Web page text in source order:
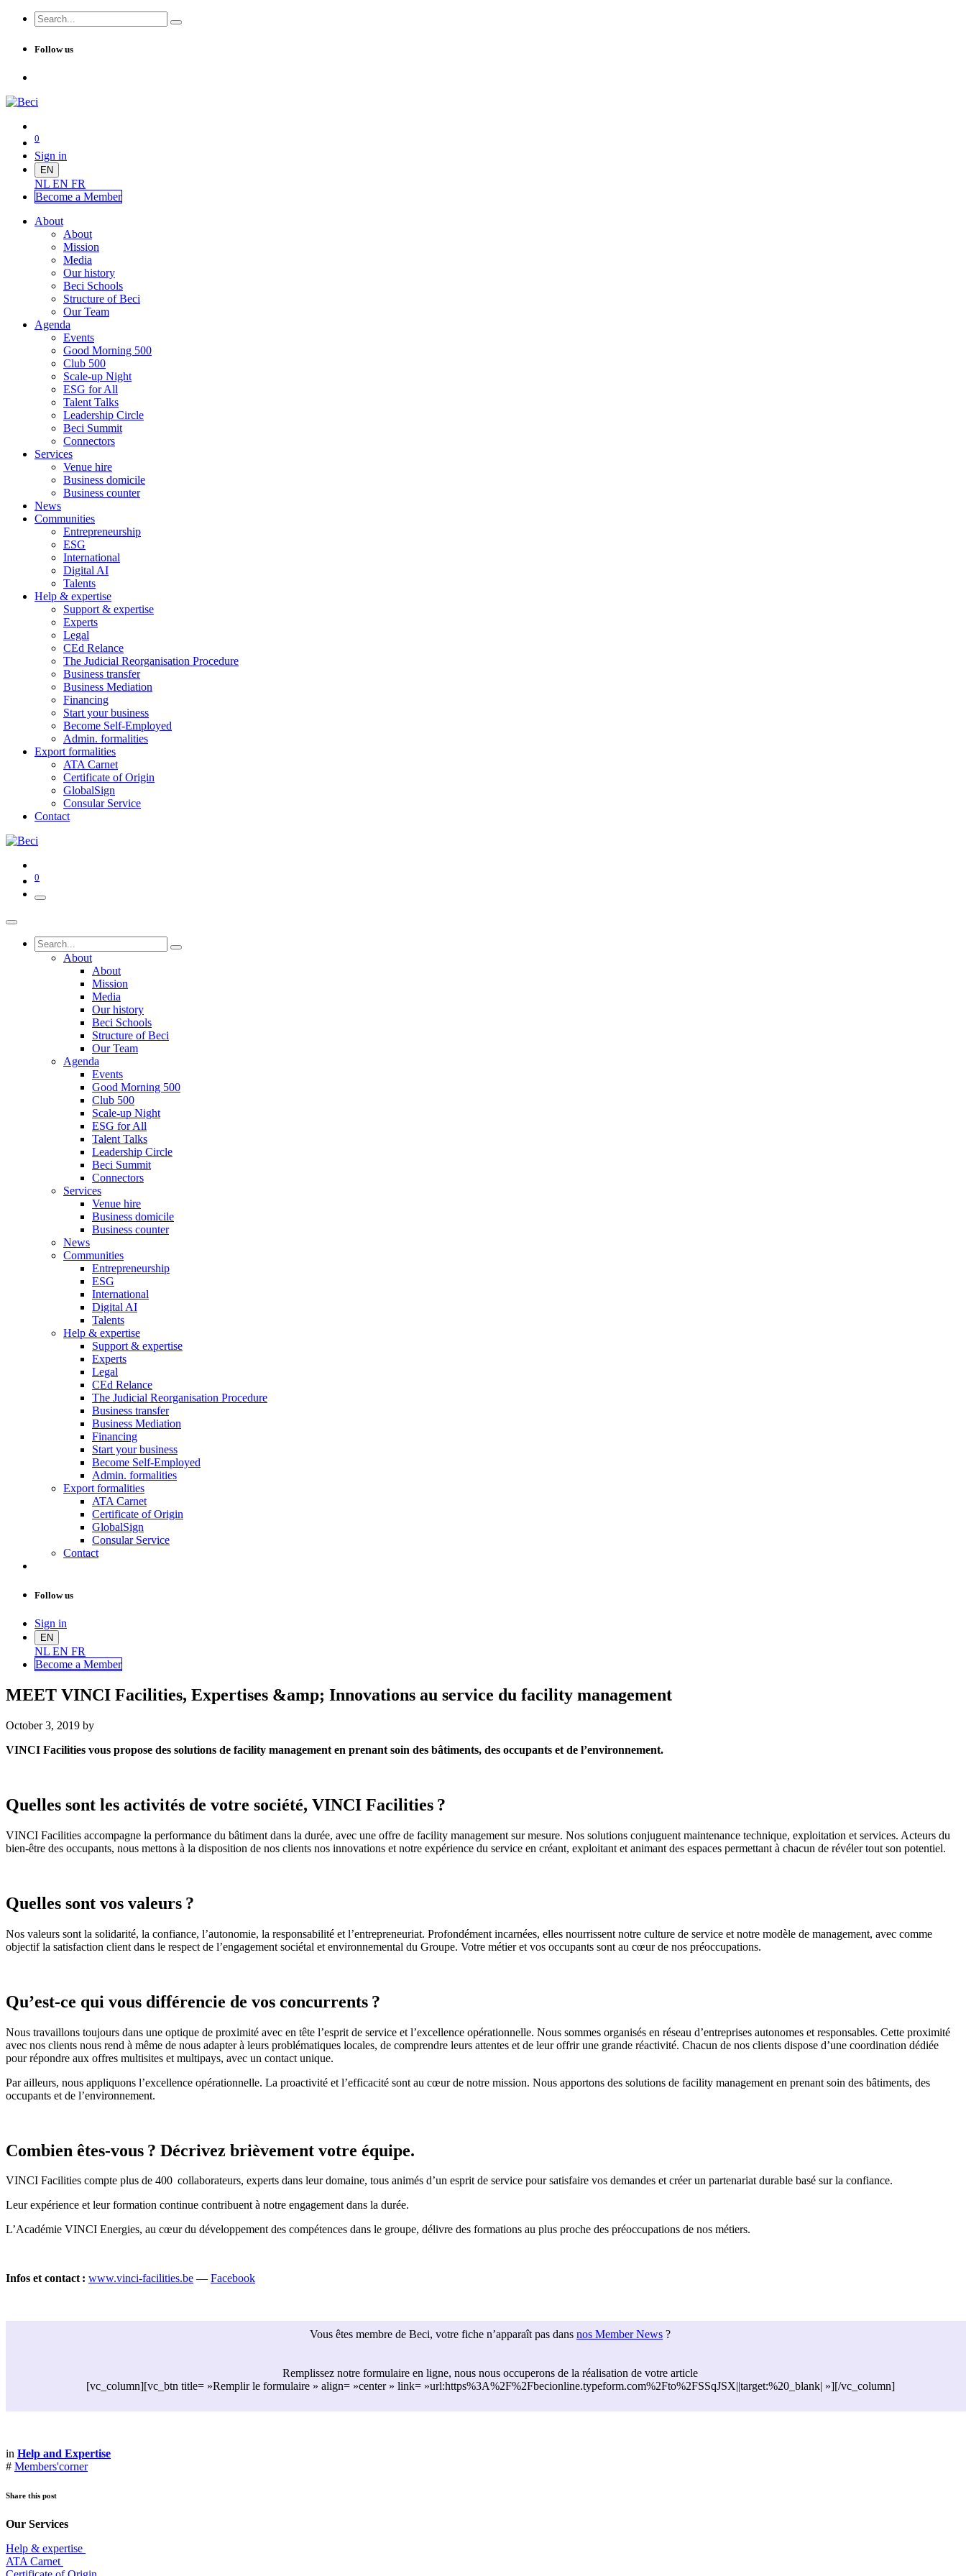
Follow us
0
Sign in
EN
NL EN FR
Become a Member
About
About
Mission
Media
Our history
Beci Schools
Structure of Beci
Our Team
Agenda
Events
Good Morning 500
Club 500
Scale-up Night
ESG for All
Talent Talks
Leadership Circle
Beci Summit
Connectors
Services
Venue hire
Business domicile
Business counter
News
Communities
Entrepreneurship
ESG
International
Digital AI
Talents
Help & expertise
Support & expertise
Experts
Legal
CEd Relance
The Judicial Reorganisation Procedure
Business transfer
Business Mediation
Financing
Start your business
Become Self-Employed
Admin. formalities
Export formalities
ATA Carnet
Certificate of Origin
GlobalSign
Consular Service
Contact
0
About
About
Mission
Media
Our history
Beci Schools
Structure of Beci
Our Team
Agenda
Events
Good Morning 500
Club 500
Scale-up Night
ESG for All
Talent Talks
Leadership Circle
Beci Summit
Connectors
Services
Venue hire
Business domicile
Business counter
News
Communities
Entrepreneurship
ESG
International
Digital AI
Talents
Help & expertise
Support & expertise
Experts
Legal
CEd Relance
The Judicial Reorganisation Procedure
Business transfer
Business Mediation
Financing
Start your business
Become Self-Employed
Admin. formalities
Export formalities
ATA Carnet
Certificate of Origin
GlobalSign
Consular Service
Contact
Follow us
Sign in
EN
NL EN FR
Become a Member
MEET VINCI Facilities, Expertises &amp; Innovations au service du facility management
October 3, 2019 by
VINCI Facilities vous propose des solutions de facility management en prenant soin des bâtiments, des occupants et de l’environnement.
Quelles sont les activités de votre société, VINCI Facilities ?
VINCI Facilities accompagne la performance du bâtiment dans la durée, avec une offre de facility management sur mesure. Nos solutions conjuguent maintenance technique, exploitation et services. Acteurs du
bien-être des occupants, nous mettons à la disposition de nos clients nos innovations et notre expérience du service en créant, exploitant et animant des espaces permettant à chacun de révéler tout son potentiel.
Quelles sont vos valeurs ?
Nos valeurs sont la solidarité, la confiance, l’autonomie, la responsabilité et l’entrepreneuriat. Profondément incarnées, elles nourrissent notre culture de service et notre modèle de management, avec comme
objectif la satisfaction client dans le respect de l’engagement sociétal et environnemental du Groupe. Votre métier et vos occupants sont au cœur de nos préoccupations.
Qu’est-ce qui vous différencie de vos concurrents ?
Nous travaillons toujours dans une optique de proximité avec en tête l’esprit de service et l’excellence opérationnelle. Nous sommes organisés en réseau d’entreprises autonomes et responsables. Cette proximité
avec nos clients nous rend à même de nous adapter à leurs problématiques locales, de comprendre leurs attentes et de leur offrir une grande réactivité. Chacun de nos clients dispose d’une coordination dédiée
pour répondre aux offres multisites et multipays, avec un contact unique.
Par ailleurs, nous appliquons l’excellence opérationnelle. La proactivité et l’efficacité sont au cœur de notre mission. Nous apportons des solutions de facility management en prenant soin des bâtiments, des
occupants et de l’environnement.
Combien êtes-vous ? Décrivez brièvement votre équipe.
VINCI Facilities compte plus de 400 collaborateurs, experts dans leur domaine, tous animés d’un esprit de service pour satisfaire vos demandes et créer un partenariat durable basé sur la confiance.
Leur expérience et leur formation continue contribuent à notre engagement dans la durée.
L’Académie VINCI Energies, au cœur du développement des compétences dans le groupe, délivre des formations au plus proche des préoccupations de nos métiers.
Infos et contact : www.vinci-facilities.be — Facebook
Vous êtes membre de Beci, votre fiche n’apparaît pas dans nos Member News ?
Remplissez notre formulaire en ligne, nous nous occuperons de la réalisation de votre article
[vc_column][vc_btn title= »Remplir le formulaire » align= »center » link= »url:https%3A%2F%2Fbecionline.typeform.com%2Fto%2FSSqJSX||target:%20_blank| »][/vc_column]
in Help and Expertise
# Members'corner
Share this post
Our Services
Help & expertise
​ATA Carnet